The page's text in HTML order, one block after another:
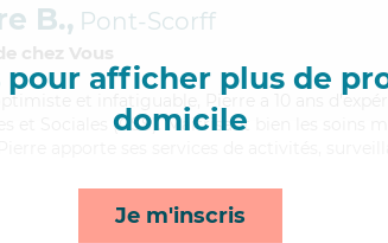
afficher plus de
domicile
Je m'inscris
B., Pont-Scorff
chez Vous
et infatiguable, Pierre a 10 ans
et Sociales (CSS). Maitrisant bien les soins